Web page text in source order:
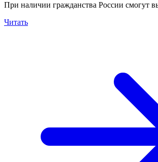
При наличии гражданства России смогут
Читать